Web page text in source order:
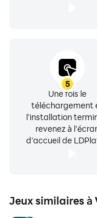
5
Une fois le
téléchargement
l'installation
revenez à
d'accueil de
Jeux similaires à